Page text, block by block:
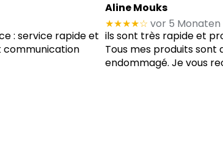
: service rapide et
communication
Aline Mouks
★★★★☆ vor 5 Monaten
ils sont très rapide et
Tous mes produits
endommagé. Je vous